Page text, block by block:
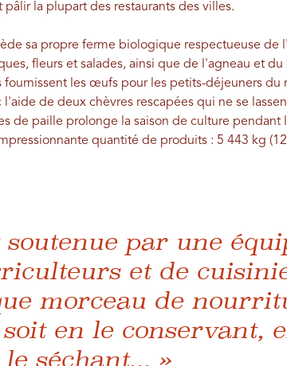
la plupart des restaurants des villes.
sa propre ferme biologique respectueuse de
fleurs et salades, ainsi que de l'agneau et
fournissent les œufs pour les petits-déjeuners du
de deux chèvres rescapées qui ne se
de paille prolonge la saison de culture pendant
quantité de produits : 5 443 kg
par une
et de
morceau de
en le conservant,
séchant... »